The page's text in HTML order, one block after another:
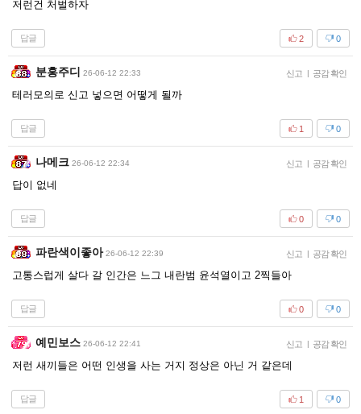
저런건 처벌하자
답글 0
2
분홍주디 26-06-12 22:33 신고 | 공감 확인
테러모의로 신고 넣으면 어떻게 될까
답글 0
1
나메크 26-06-12 22:34 신고 | 공감 확인
답이 없네
답글 0
0
파란색이좋아 26-06-12 22:39 신고 | 공감 확인
고통스럽게 살다 갈 인간은 느그 내란범 윤석열이고 2찍들아
답글 0
0
예민보스 26-06-12 22:41 신고 | 공감 확인
저런 새끼들은 어떤 인생을 사는 거지 정상은 아닌 거 같은데
답글 0
1